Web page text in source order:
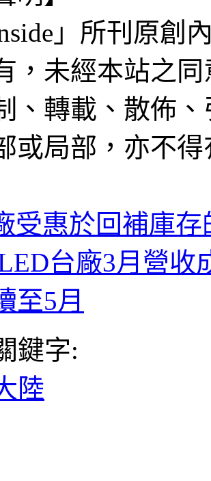
」所刊原創
，未經本站之
、轉載、散佈
或局部，亦不
受惠於回補庫
台廠3月營收
至5月
鍵字:
陸